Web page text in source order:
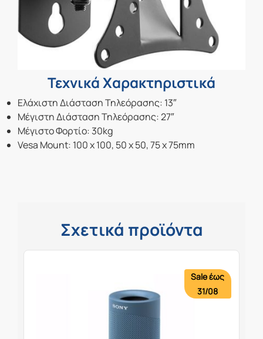
Τεχνικά Χαρακτηριστικά
Ελάχιστη Διάσταση Τηλεόρασης: 13″
Μέγιστη Διάσταση Τηλεόρασης: 27″
Μέγιστο Φορτίο: 30kg
Vesa Mount: 100 x 100, 50 x 50, 75 x 75mm
Σχετικά προϊόντα
Sale έως
31/08